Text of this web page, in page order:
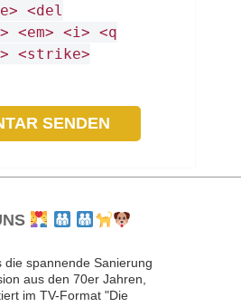
<del
<em> <i> <q
<strike>
die spannende Sanierung
aus den 70er Jahren,
im TV-Format "Die